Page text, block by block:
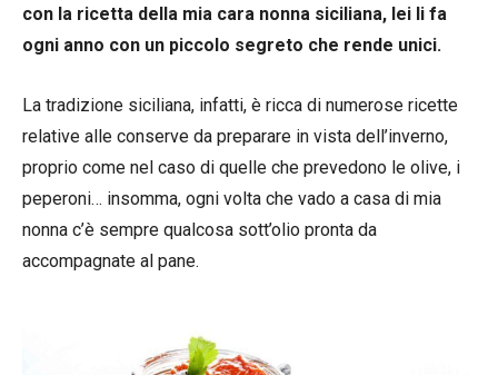
con la ricetta della mia cara nonna siciliana, lei li fa
ogni anno con un piccolo segreto che rende unici.
La tradizione siciliana, infatti, è ricca di numerose ricette
relative alle conserve da preparare in vista dell’inverno,
proprio come nel caso di quelle che prevedono le olive, i
peperoni… insomma, ogni volta che vado a casa di mia
nonna c’è sempre qualcosa sott’olio pronta da
accompagnate al pane.